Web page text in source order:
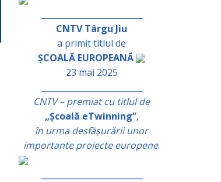
CNTV Târgu Jiu
a primit titlul de
ȘCOALĂ EUROPEANĂ
23 mai 2025
CNTV – premiat cu titlul de
„Școală eTwinning”,
în urma desfășurării unor
importante proiecte europene.